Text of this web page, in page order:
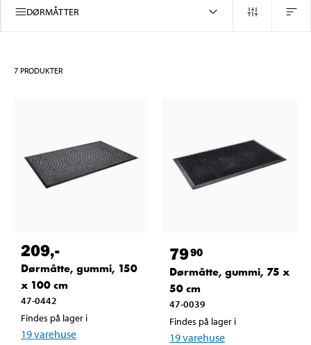
DØRMÅTTER
7 PRODUKTER
209,-
Dørmåtte, gummi, 150
x 100 cm
47-0442
Findes på lager i
19varehuse
7990
Dørmåtte, gummi, 75 x
50 cm
47-0039
Findes på lager i
19varehuse